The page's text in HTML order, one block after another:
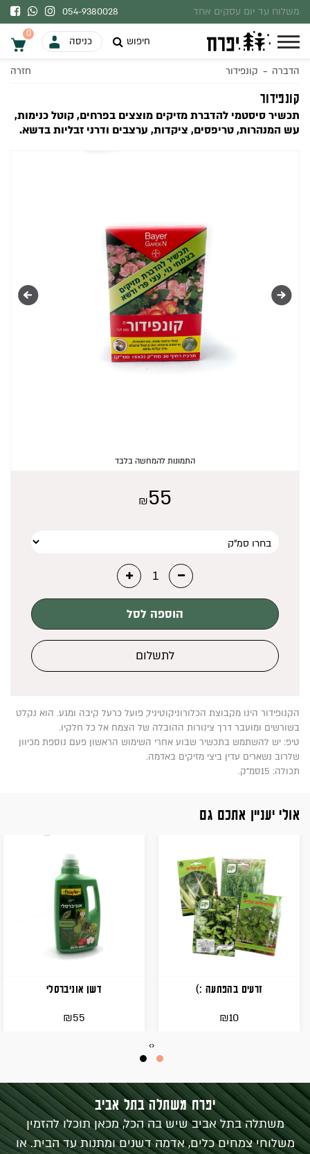
משלוח עד יום עסקים אחד
בהתאם למלאי.
054-9380028
0
0
כניסה חיפוש
הדברה - קונפידור חזרה
קונפידור
תכשיר סיסטמי להדברת מזיקים מוצצים בפרחים, קוטל כנימות,
עש המנהרות, טריפסים, ציקדות, ערצבים ודרני זבליות בדשא.
התמונות להמחשה בלבד
55
₪
הוספה לסל
לתשלום
הקנופידור הינו מקבוצת הכלורוניקוטיניל, פועל כרעל קיבה ומגע. הוא נקלט
בשורשים ומועבר דרך צינורות ההובלה של הצמח אל כל חלקיו.
טיפ: יש להשתמש בתכשיר שבוע אחרי השימוש הראשון פעם נוספת מכיוון
שלרוב נשארים עדין ביצי מזיקים באדמה.
תכולה: 15סמ"ק.
אולי יעניין אתכם גם
זרעים בהפתעה :)
10
₪
דשן אוניברסלי
55
₪
‹
›
יפרח משתלה בתל אביב
משתלה בתל אביב שיש בה הכל, מכאן תוכלו להזמין
משלוחי צמחים כלים, אדמה דשנים ומתנות עד הבית. או